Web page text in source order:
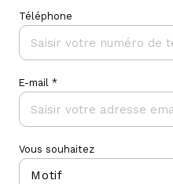
Téléphone
E-mail *
Vous souhaitez
Motif